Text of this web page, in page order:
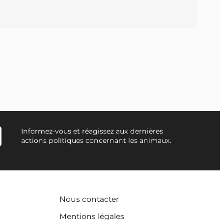
Informez-vous et réagissez aux dernières
actions politiques concernant les animaux.
Nous contacter
Mentions légales